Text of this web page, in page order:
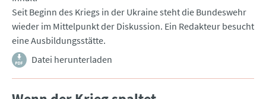
Seit Beginn des Kriegs in der Ukraine steht die Bundeswehr
wieder im Mittelpunkt der Diskussion. Ein Redakteur besucht
eine Ausbildungsstätte.
Datei herunterladen